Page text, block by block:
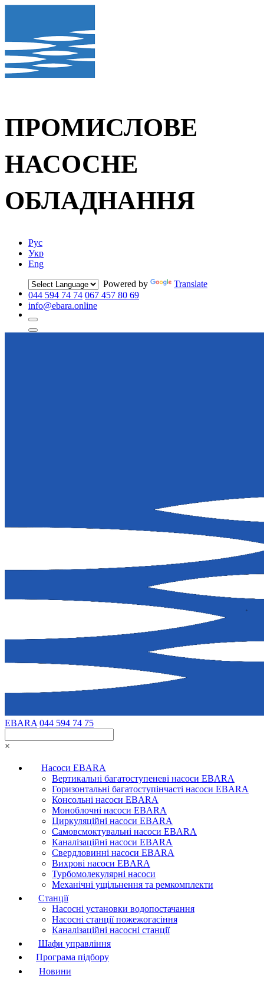
ПРОМИСЛОВЕ
НАСОСНЕ
ОБЛАДНАННЯ
Рус
Укр
Eng
Powered by
Translate
044 594 74 74 067 457 80 69
info@ebara.online
EBARA 044 594 74 75
×
Насоси EBARA
Вертикальні багатоступеневі насоси EBARA
Горизонтальні багатоступінчасті насоси EBARA
Консольні насоси EBARA
Моноблочні насоси EBARA
Циркуляційні насоси EBARA
Самовсмоктувальні насоси EBARA
Каналізаційні насоси EBARA
Свердловинні насоси EBARA
Вихрові насоси EBARA
Турбомолекулярні насоси
Механічні ущільнення та ремкомплекти
Станції
Насосні установки водопостачання
Насосні станції пожежогасіння
Каналізаційні насосні станції
Шафи управління
Програма підбору
Новини